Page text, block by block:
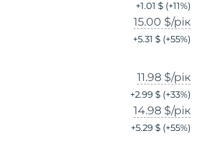
+1.01 $ (+11%)
15.00 $/рік
+5.31 $ (+55%)
11.98 $/рік
+2.99 $ (+33%)
14.98 $/рік
+5.29 $ (+55%)